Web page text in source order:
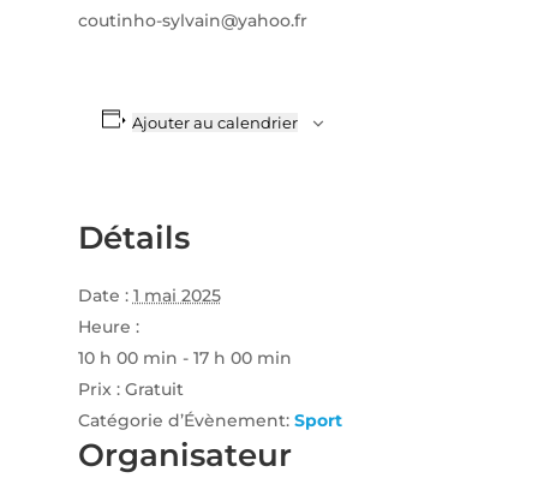
coutinho-sylvain@yahoo.fr
Ajouter au calendrier
Détails
Date : 1 mai 2025
Heure :
10 h 00 min - 17 h 00 min
Prix : Gratuit
Catégorie d’Évènement: Sport
Organisateur